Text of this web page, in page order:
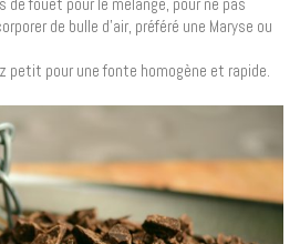
de bulle d’air, préféré une Maryse ou
petit pour une fonte homogène et rapide.